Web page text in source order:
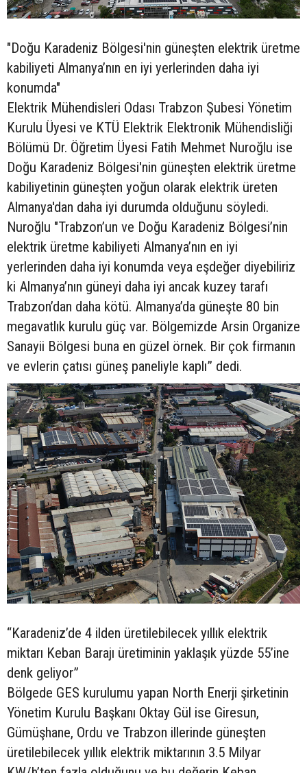
"Doğu Karadeniz Bölgesi'nin güneşten elektrik üretme
kabiliyeti Almanya’nın en iyi yerlerinden daha iyi
konumda"
Elektrik Mühendisleri Odası Trabzon Şubesi Yönetim
Kurulu Üyesi ve KTÜ Elektrik Elektronik Mühendisliği
Bölümü Dr. Öğretim Üyesi Fatih Mehmet Nuroğlu ise
Doğu Karadeniz Bölgesi'nin güneşten elektrik üretme
kabiliyetinin güneşten yoğun olarak elektrik üreten
Almanya'dan daha iyi durumda olduğunu söyledi.
Nuroğlu "Trabzon’un ve Doğu Karadeniz Bölgesi’nin
elektrik üretme kabiliyeti Almanya’nın en iyi
yerlerinden daha iyi konumda veya eşdeğer diyebiliriz
ki Almanya’nın güneyi daha iyi ancak kuzey tarafı
Trabzon’dan daha kötü. Almanya’da güneşte 80 bin
megavatlık kurulu güç var. Bölgemizde Arsin Organize
Sanayii Bölgesi buna en güzel örnek. Bir çok firmanın
ve evlerin çatısı güneş paneliyle kaplı” dedi.
“Karadeniz’de 4 ilden üretilebilecek yıllık elektrik
miktarı Keban Barajı üretiminin yaklaşık yüzde 55’ine
denk geliyor”
Bölgede GES kurulumu yapan North Enerji şirketinin
Yönetim Kurulu Başkanı Oktay Gül ise Giresun,
Gümüşhane, Ordu ve Trabzon illerinde güneşten
üretilebilecek yıllık elektrik miktarının 3.5 Milyar